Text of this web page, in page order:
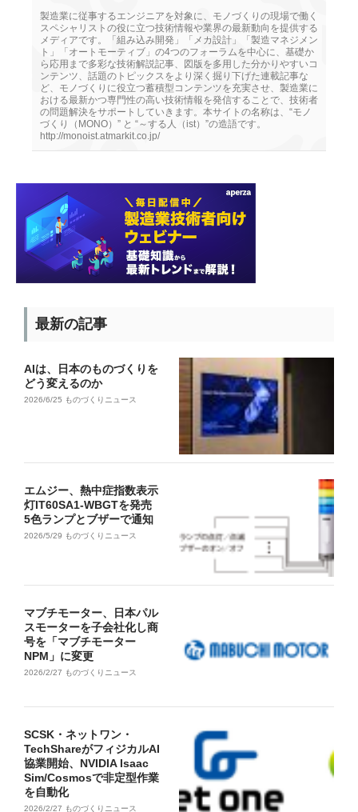
製造業に従事するエンジニアを対象に、モノづくりの現場で働く
スペシャリストの役に立つ技術情報や業界の最新動向を提供する
メディアです。「組み込み開発」「メカ設計」「製造マネジメン
ト」「オートモーティブ」の4つのフォーラムを中心に、基礎か
ら応用まで多彩な技術解説記事、図版を多用した分かりやすいコ
ンテンツ、話題のトピックスをより深く掘り下げた連載記事な
ど、モノづくりに役立つ蓄積型コンテンツを充実させ、製造業に
おける最新かつ専門性の高い技術情報を発信することで、技術者
の問題解決をサポートしていきます。本サイトの名称は、“モノ
づくり（MONO）” と “～する人（ist）”の造語です。
http://monoist.atmarkit.co.jp/
最新の記事
AIは、日本のものづくりを
どう変えるのか
2026/6/25 ものづくりニュース
エムジー、熱中症指数表示
灯IT60SA1-WBGTを発売
5色ランプとブザーで通知
2026/5/29 ものづくりニュース
マブチモーター、日本パル
スモーターを子会社化し商
号を「マブチモーター
NPM」に変更
2026/2/27 ものづくりニュース
SCSK・ネットワン・
TechShareがフィジカルAI
協業開始、NVIDIA Isaac
Sim/Cosmosで非定型作業
を自動化
2026/2/27 ものづくりニュース